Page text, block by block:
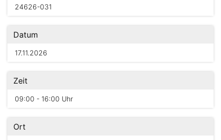
24626-031
Datum
17.11.2026
Zeit
09:00 - 16:00 Uhr
Ort